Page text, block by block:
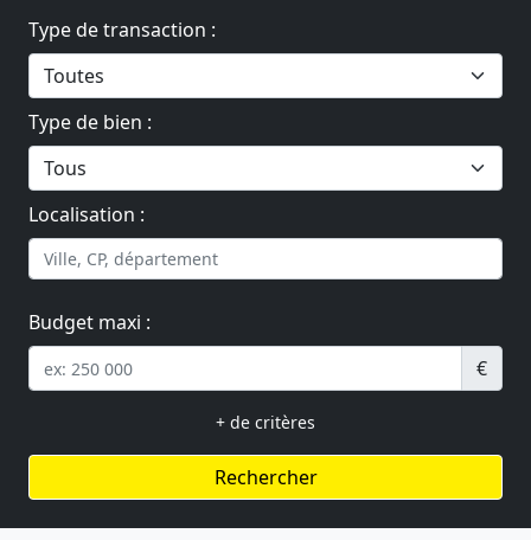
Type de transaction :
Type de bien :
Localisation :
Budget maxi :
€
+ de critères
Rechercher